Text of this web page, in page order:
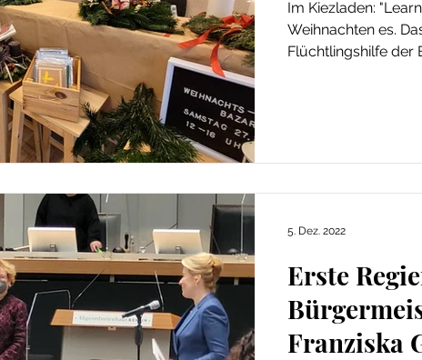
Im Kiezladen:
Weihnachten es.
Flüchtlingshilfe der
Erste
Franziska
5. Dez. 2022